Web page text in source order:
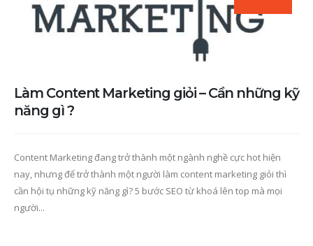
Làm Content Marketing giỏi – Cần những kỹ
năng gì ?
Content Marketing đang trở thành một ngành nghề cực hot hiện
nay, nhưng để trở thành một người làm content marketing giỏi thì
cần hội tụ những kỹ năng gì? 5 bước SEO từ khoá lên top mà mọi
người...